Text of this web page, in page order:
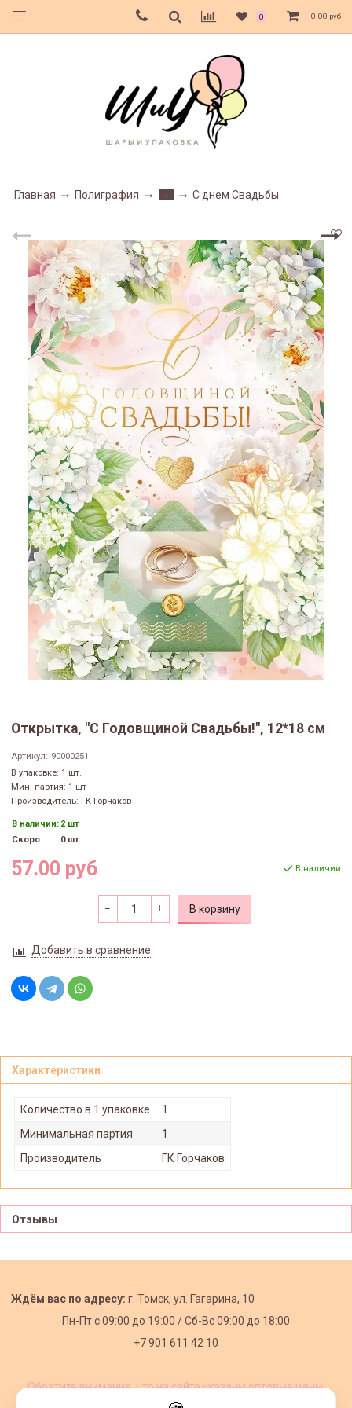
0 0.00 руб
Главная Полиграфия - С днем Свадьбы
Открытка, "С Годовщиной Свадьбы!", 12*18 см
Артикул: 90000251
В упаковке: 1 шт.
Мин. партия: 1 шт
Производитель: ГК Горчаков
В наличии: 2 шт
Скоро:
0 шт
57.00 руб В наличии
В корзину
Добавить в сравнение
Характеристики
Количество в 1 упаковке
1
Минимальная партия
1
Производитель
ГК Горчаков
Отзывы
Ждём вас по адресу: г. Томск, ул. Гагарина, 10
Пн-Пт с09:00 до 19:00 /Сб-Вс 09:00 до 18:00
+7 901 611 42 10
Обратите внимание, что на сайте указаны оптовые цены,